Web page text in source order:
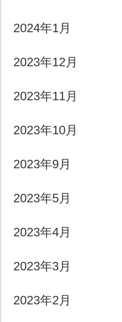
2024年1月
2023年12月
2023年11月
2023年10月
2023年9月
2023年5月
2023年4月
2023年3月
2023年2月